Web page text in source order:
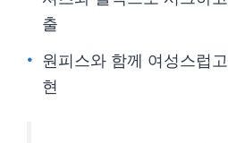
출
원피스와 함께 여성스럽
현